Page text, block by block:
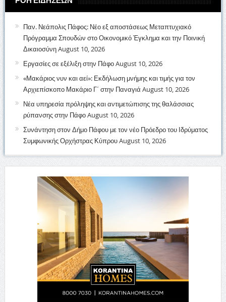
Παν. Νεάπολις Πάφος: Νέο εξ αποστάσεως Μεταπτυχιακό
Πρόγραμμα Σπουδών στο Οικονομικό Έγκλημα και την Ποινική
ΔικαιοσύνηAugust 10, 2026
Εργασίες σε εξέλιξη στην ΠάφοAugust 10, 2026
«Μακάριος νυν και αεί»: Εκδήλωση μνήμης και τιμής για τον
Αρχιεπίσκοπο Μακάριο Γ΄ στην Παναγιά August 10, 2026
Νέα υπηρεσία πρόληψης και αντιμετώπισης της θαλάσσιας
ρύπανσης στην ΠάφοAugust 10, 2026
Συνάντηση στον Δήμο Πάφου με τον νέο Πρόεδρο του Ιδρύματος
Συμφωνικής Ορχήστρας ΚύπρουAugust 10, 2026